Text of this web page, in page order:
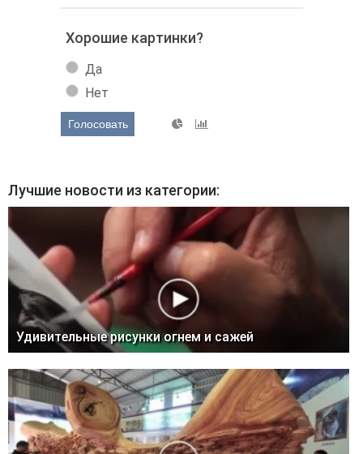
Хорошие картинки?
Да
Нет
Голосовать
Лучшие новости из категории:
Удивительные рисунки огнем и сажей